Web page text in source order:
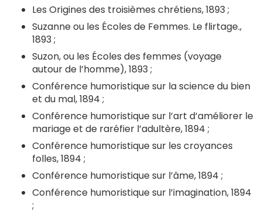
Les Origines des troisièmes chrétiens, 1893 ;
Suzanne ou les Écoles de Femmes. Le flirtage.,
1893 ;
Suzon, ou les Écoles des femmes (voyage
autour de l’homme), 1893 ;
Conférence humoristique sur la science du bien
et du mal, 1894 ;
Conférence humoristique sur l’art d’améliorer le
mariage et de raréfier l’adultère, 1894 ;
Conférence humoristique sur les croyances
folles, 1894 ;
Conférence humoristique sur l’âme, 1894 ;
Conférence humoristique sur l’imagination, 1894
;